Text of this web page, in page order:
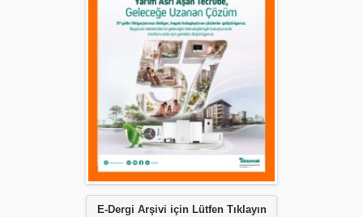
E-Dergi Arşivi için Lütfen Tıklayın